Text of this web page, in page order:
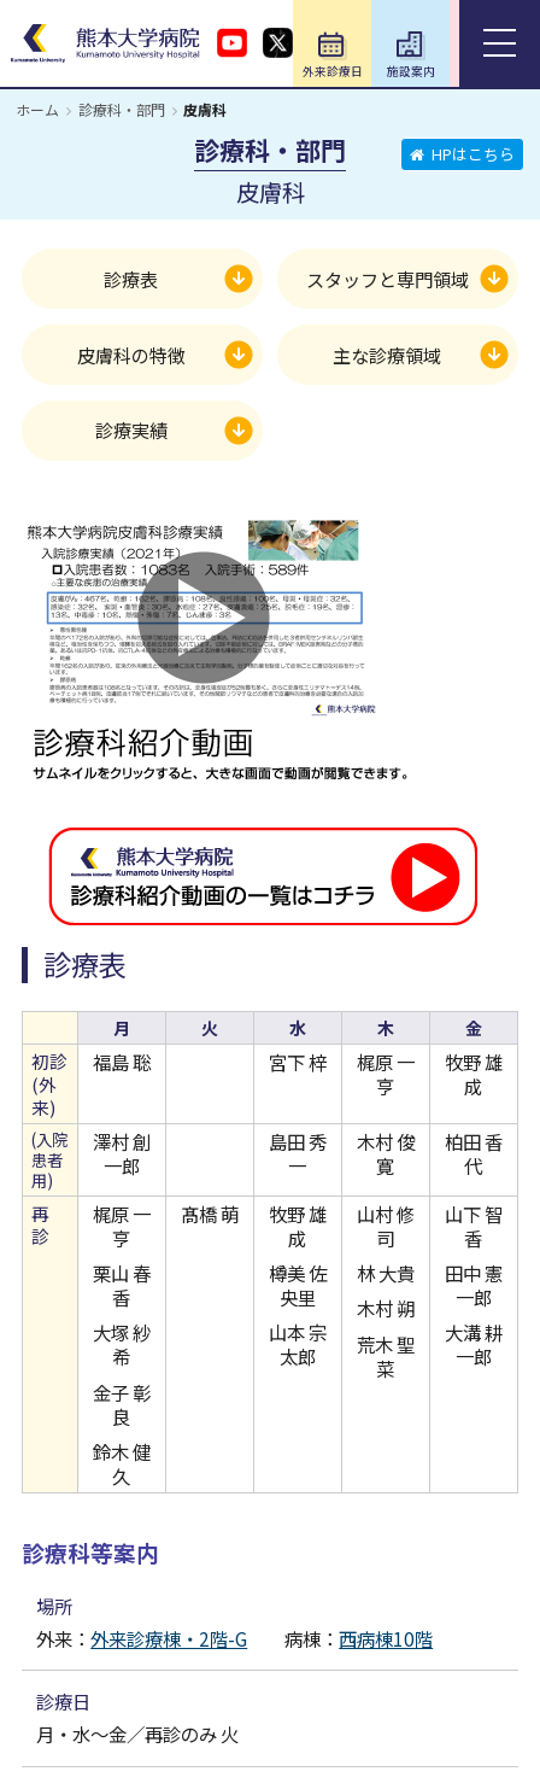
外来診療日 施設案内
ホーム 診療科・部門 皮膚科
診療科・部門
皮膚科
HPはこちら
診療表 スタッフと専門領域
皮膚科の特徴 主な診療領域
診療実績
診療表
月 火 水 木 金
初診
(外
来)
福島 聡 宮下 梓
梶原 一
亨
牧野 雄
成
(入院
患者
用)
澤村 創
一郎
島田 秀
一
木村 俊
寛
柏田 香
代
再
診
梶原 一
亨
栗山 春
香
大塚 紗
希
金子 彰
良
鈴木 健
久
髙橋 萌
牧野 雄
成
樽美 佐
央里
山本 宗
太郎
山村 修
司
林 大貴
木村 朔
荒木 聖
菜
山下 智
香
田中 憲
一郎
大溝 耕
一郎
診療科等案内
場所
外来：外来診療棟・2階-G 病棟：西病棟10階
診療日
月・水～金／再診のみ 火
ホーム
外来のご案内
入院のご案内
診療科・部門
医療関係の方
病院について
Foreign Language